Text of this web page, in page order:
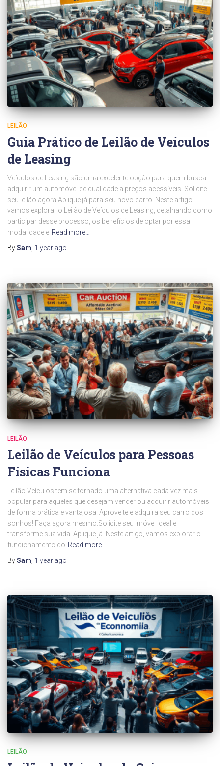
LEILÃO
Guia Prático de Leilão de Veículos
de Leasing
Veículos de Leasing são uma excelente opção para quem busca
adquirir um automóvel de qualidade a preços acessíveis. Solicite
seu leilão agora!Aplique já para seu novo carro! Neste artigo,
vamos explorar o Leilão de Veículos de Leasing, detalhando como
participar desse processo, os benefícios de optar por essa
modalidade e Read more…
BySam 1 year ago
LEILÃO
Leilão de Veículos para Pessoas
Físicas Funciona
Leilão Veículos tem se tornado uma alternativa cada vez mais
popular para aqueles que desejam vender ou adquirir automóveis
de forma prática e vantajosa. Aproveite e adquira seu carro dos
sonhos! Faça agora mesmo.Solicite seu imóvel ideal e
transforme sua vida! Aplique já. Neste artigo, vamos explorar o
funcionamento do Read more…
BySam, 1 year ago
LEILÃO